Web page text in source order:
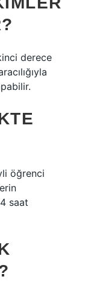
derece
öğrenci
saat